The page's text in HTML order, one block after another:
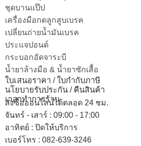
ชุดบานแป๊ป
เครื่องมือกดลูกสูบเบรค
เปลี่ยนถ่ายน้ำมันเบรค
ประแจปอนด์
กระบอกอัดจาระบี
น้ำยาล้างมือ & น้ำยาซักเสื้อ
ใบเสนอราคา / ใบกำกับภาษี
นโยบายรับประกัน / คืนสินค้า
เวลาทำการร้าน
สั่งซื้อออนไลน์ได้ตลอด 24 ชม.
จันทร์ - เสาร์ : 09:00 - 17:00
อาทิตย์ : ปิดให้บริการ
เบอร์โทร : 082-639-3246